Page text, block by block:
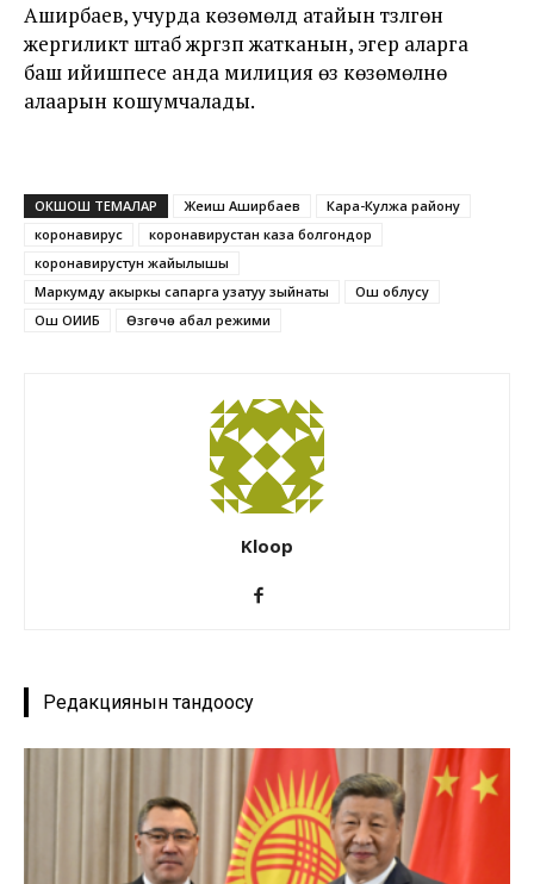
Аширбаев, учурда көзөмөлдү атайын түзүлгөн
жергиликтүү штаб жүргүзүп жатканын, эгер аларга
баш ийишпесе анда милиция өз көзөмөлүнө
алаарын кошумчалады.
ОКШОШ ТЕМАЛАР Жеңиш Аширбаев
Кара-Кулжа району
коронавирус
коронавирустан каза болгондор
коронавирустун жайылышы
Маркумду акыркы сапарга узатуу зыйнаты
Ош облусу
Ош ОИИБ
Өзгөчө абал режими
Kloop
Редакциянын тандоосу